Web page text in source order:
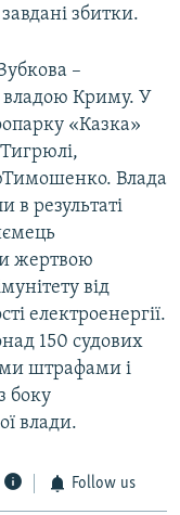
збитки.
–
владою Криму. У
«Казка»
Влада
в результаті
жертвою
від
електроенергії.
150 судових
штрафами і
боку
влади.
Follow us